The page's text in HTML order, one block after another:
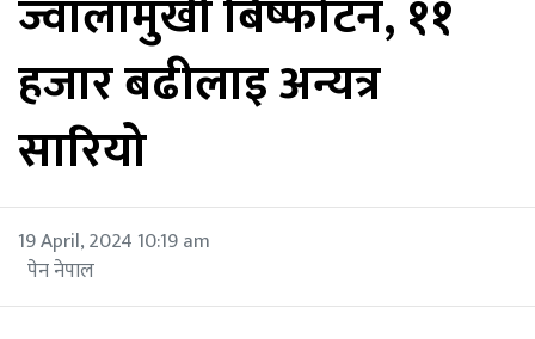
ज्वालामुखी बिष्फोटन, ११
हजार बढीलाइ अन्यत्र
सारियो
19 April, 2024 10:19 am
पेन नेपाल